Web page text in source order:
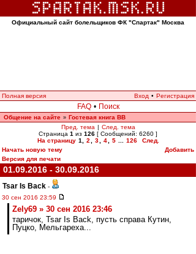
Официальный сайт болельщиков ФК "Спартак" Москва
Полная версия Вход • Регистрация
FAQ • Поиск
Общение на сайте » Гостевая книга ВВ
Пред. тема | След. тема
Страница 1 из 126 [ Сообщений: 6260 ]
На страницу 1 2 3 4 5 126
След.
Начать новую тему
Добавить
Версия для печати
01.09.2016 - 30.09.2016
Tsar Is Back -
30 сен 2016 23:59
Zely69 » 30 сен 2016 23:46
таричок, Tsar Is Back, пусть справа Кутин,
Пуцко, Мельгареха...